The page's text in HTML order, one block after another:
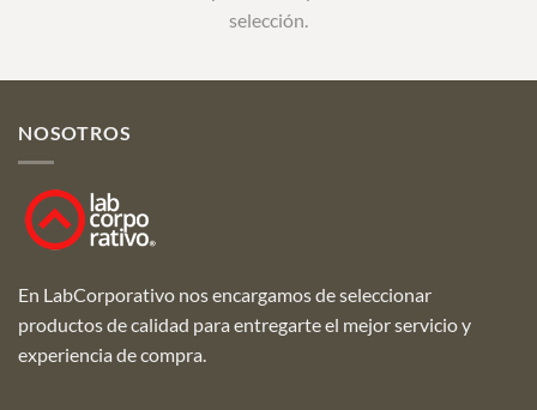
selección.
NOSOTROS
En LabCorporativo nos encargamos de seleccionar
productos de calidad para entregarte el mejor servicio y
experiencia de compra.